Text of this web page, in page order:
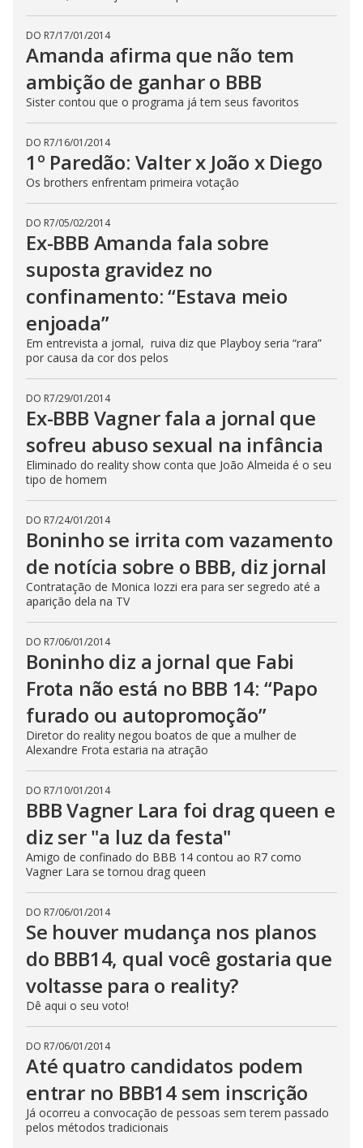
DO R7/17/01/2014
Amanda afirma que não tem
ambição de ganhar o BBB
Sister contou que o programa já tem seus favoritos
DO R7/16/01/2014
1º Paredão: Valter x João x Diego
Os brothers enfrentam primeira votação
DO R7/05/02/2014
Ex-BBB Amanda fala sobre
suposta gravidez no
confinamento: “Estava meio
enjoada”
Em entrevista a jornal, ruiva diz que Playboy seria “rara”
por causa da cor dos pelos
DO R7/29/01/2014
Ex-BBB Vagner fala a jornal que
sofreu abuso sexual na infância
Eliminado do reality show conta que João Almeida é o seu
tipo de homem
DO R7/24/01/2014
Boninho se irrita com vazamento
de notícia sobre o BBB, diz jornal
Contratação de Monica Iozzi era para ser segredo até a
aparição dela na TV
DO R7/06/01/2014
Boninho diz a jornal que Fabi
Frota não está no BBB 14: “Papo
furado ou autopromoção”
Diretor do reality negou boatos de que a mulher de
Alexandre Frota estaria na atração
DO R7/10/01/2014
BBB Vagner Lara foi drag queen e
diz ser "a luz da festa"
Amigo de confinado do BBB 14 contou ao R7 como
Vagner Lara se tornou drag queen
DO R7/06/01/2014
Se houver mudança nos planos
do BBB14, qual você gostaria que
voltasse para o reality?
Dê aqui o seu voto!
DO R7/06/01/2014
Até quatro candidatos podem
entrar no BBB14 sem inscrição
Já ocorreu a convocação de pessoas sem terem passado
pelos métodos tradicionais